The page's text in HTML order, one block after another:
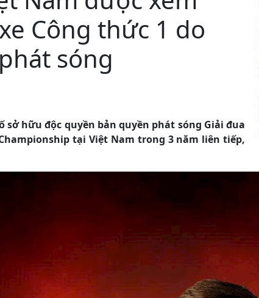
Công thức 1 do
sóng
sở hữu độc quyền bản quyền phát sóng Giải đua
tại Việt Nam trong 3 năm liên tiếp,